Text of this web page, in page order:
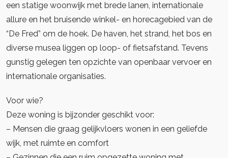
een statige woonwijk met brede lanen, internationale
allure en het bruisende winkel- en horecagebied van de
“De Fred” om de hoek. De haven, het strand, het bos en
diverse musea liggen op loop- of fietsafstand. Tevens
gunstig gelegen ten opzichte van openbaar vervoer en
internationale organisaties.
Voor wie?
Deze woning is bijzonder geschikt voor:
– Mensen die graag gelijkvloers wonen in een geliefde
wijk, met ruimte en comfort